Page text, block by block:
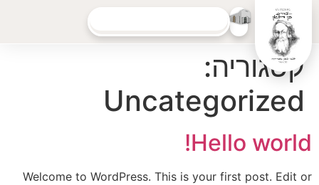
קטגוריה:
Uncategorized
Hello world!
Welcome to WordPress. This is your first post. Edit or